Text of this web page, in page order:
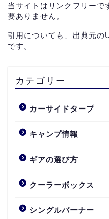
当サイトはリンクフリーで
要ありません。
引用についても、出典元の
です。
カテゴリー
カーサイドタープ
キャンプ情報
ギアの選び方
クーラーボックス
シングルバーナー